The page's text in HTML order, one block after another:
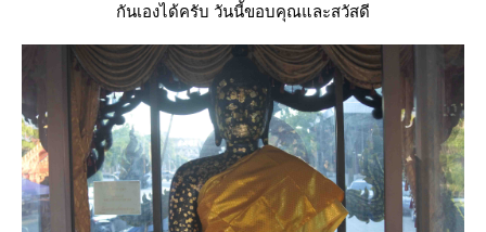
กันเองได้ครับ วันนี้ขอบคุณและสวัสดี